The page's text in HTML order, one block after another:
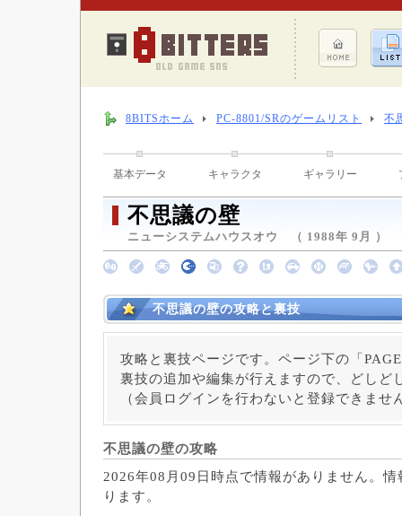
8BITSホーム PC-8801/SRのゲームリスト 不
基本データ キャラクタ ギャラリー
不思議の壁
ニューシステムハウスオウ （ 1988年 9月 ）
不思議の壁の攻略と裏技
攻略と裏技ページです。ページ下の「
裏技の追加や編集が行えますので、どしど
（会員ログインを行わないと登録できませ
不思議の壁の攻略
2026年08月09日時点で情報がありません。
ります。